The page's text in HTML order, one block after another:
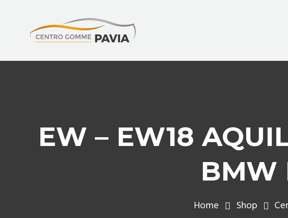
EW – EW18
BMW
Home Shop